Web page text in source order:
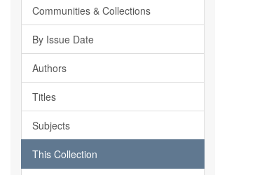
Communities & Collections
By Issue Date
Authors
Titles
Subjects
This Collection